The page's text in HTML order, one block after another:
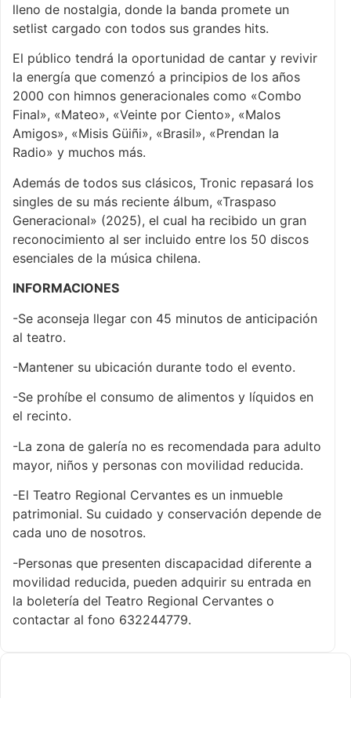
lleno de nostalgia, donde la banda promete un
setlist cargado con todos sus grandes hits.
El público tendrá la oportunidad de cantar y revivir
la energía que comenzó a principios de los años
2000 con himnos generacionales como «Combo
Final», «Mateo», «Veinte por Ciento», «Malos
Amigos», «Misis Güiñi», «Brasil», «Prendan la
Radio» y muchos más.
Además de todos sus clásicos, Tronic repasará los
singles de su más reciente álbum, «Traspaso
Generacional» (2025), el cual ha recibido un gran
reconocimiento al ser incluido entre los 50 discos
esenciales de la música chilena.
INFORMACIONES
-Se aconseja llegar con 45 minutos de anticipación
al teatro.
-Mantener su ubicación durante todo el evento.
-Se prohíbe el consumo de alimentos y líquidos en
el recinto.
-La zona de galería no es recomendada para adulto
mayor, niños y personas con movilidad reducida.
-El Teatro Regional Cervantes es un inmueble
patrimonial. Su cuidado y conservación depende de
cada uno de nosotros.
-Personas que presenten discapacidad diferente a
movilidad reducida, pueden adquirir su entrada en
la boletería del Teatro Regional Cervantes o
contactar al fono 632244779.